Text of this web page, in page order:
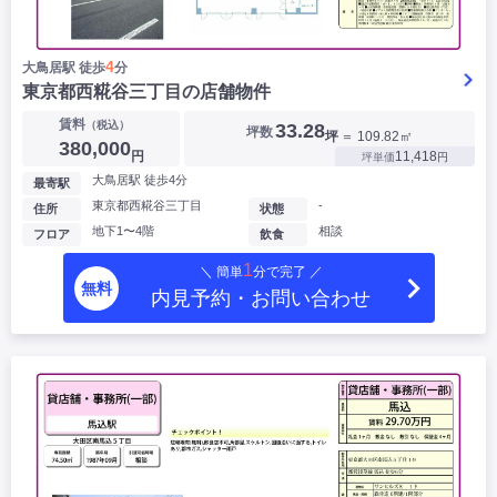
大鳥居駅 徒歩4分
東京都西糀谷三丁目の店舗物件
賃料（税込）
380,000円
坪数33.28坪 ＝ 109.82㎡
坪単価11,418円
最寄駅 大鳥居駅 徒歩4分
住所 東京都西糀谷三丁目
フロア 地下1〜4階
状態 -
飲食 相談
無料
＼ 簡単1分で完了 ／
内見予約・お問い合わせ